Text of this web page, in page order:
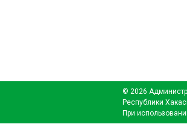
© 2026
Республики
При